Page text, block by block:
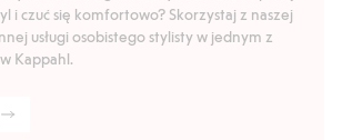
i czuć się komfortowo? Skorzystaj z naszej
usługi osobistego stylisty w jednym z
Kappahl.